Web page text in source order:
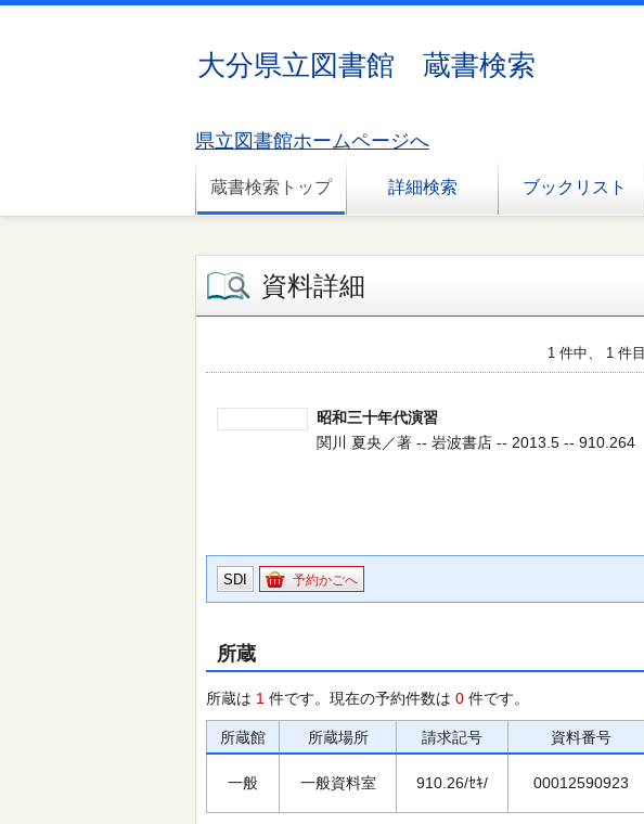
大分県立図書館 蔵書検索
県立図書館ホームページへ
蔵書検索トップ 詳細検索 ブックリスト
資料詳細
1 件中、 1 件目
昭和三十年代演習
関川 夏央／著 -- 岩波書店 -- 2013.5 -- 910.264
SDI 予約かごへ
所蔵
所蔵は 1 件です。現在の予約件数は 0 件です。
所蔵館 所蔵場所 請求記号 資料番号
一般 一般資料室 910.26/ｾｷ/ 00012590923